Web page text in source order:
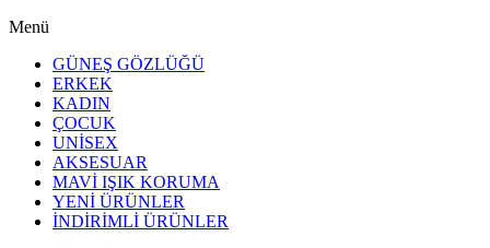
Menü
GÜNEŞ GÖZLÜĞÜ
ERKEK
KADIN
ÇOCUK
UNİSEX
AKSESUAR
MAVİ IŞIK KORUMA
YENİ ÜRÜNLER
İNDİRİMLİ ÜRÜNLER